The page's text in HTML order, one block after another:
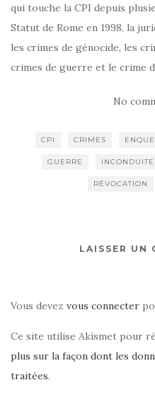
qui touche la CPI depuis
Statut de Rome en 1998, la
les crimes de génocide, les
crimes de guerre et le crime
No
CPI CRIMES
GUERRE INCONDUITE
RÉVOCATION
LAISSER UN
Vous devez vous connecter
Ce site utilise Akismet pour
plus sur la façon dont les
traitées.